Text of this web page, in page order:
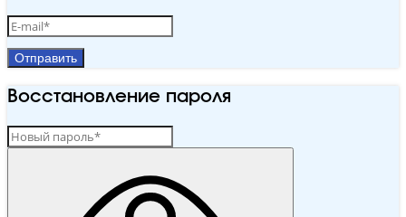
Отправить
Восстановление пароля